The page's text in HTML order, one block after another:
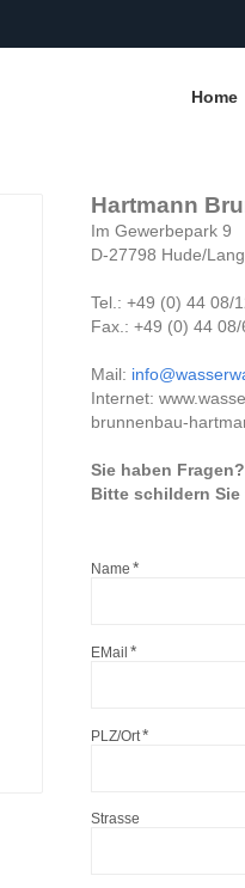
Home
Hartmann
Im Gewerbepark 9
D-27798 Hude/
Tel.: +49 (0) 44 08/
Fax.: +49 (0) 44 08/
Mail:
Internet:
brunnenbau-
Sie haben
Bitte schildern
Name
EMail
PLZ/Ort
Strasse